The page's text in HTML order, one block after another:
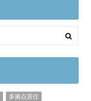
多拠点居住